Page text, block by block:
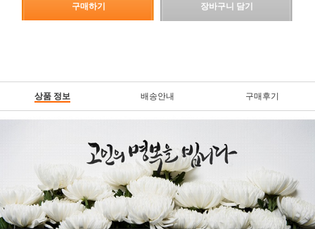
구매하기 장바구니 담기
상품 정보 배송안내 구매후기